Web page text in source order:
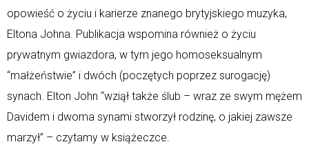
opowieść o życiu i karierze znanego brytyjskiego muzyka,
Eltona Johna. Publikacja wspomina również o życiu
prywatnym gwiazdora, w tym jego homoseksualnym
“małżeństwie” i dwóch (poczętych poprzez surogację)
synach. Elton John “wziął także ślub – wraz ze swym mężem
Davidem i dwoma synami stworzył rodzinę, o jakiej zawsze
marzył” – czytamy w książeczce.